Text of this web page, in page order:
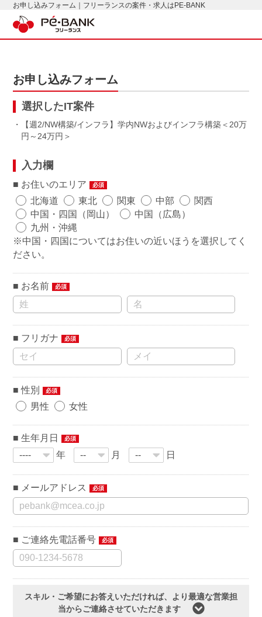
お申し込みフォーム｜フリーランスの案件・求人はPE-BANK
お申し込みフォーム
選択したIT案件
・【週2/NW構築/インフラ】学内NWおよびインフラ構築
20万
円～24万円
入力欄
お住いのエリア 必須
北海道 東北 関東 中部
関西
中国・四国（岡山）
中国（広島）
九州・沖縄
※中国・四国についてはお住いの近いほうを選択してく
ださい。
お名前 必須
フリガナ 必須
性別 必須
男性 女性
生年月日 必須
年 月 日
メールアドレス 必須
ご連絡先電話番号 必須
スキル・ご希望にお答えいただければ、より最適な営業担
当からご連絡させていただきます